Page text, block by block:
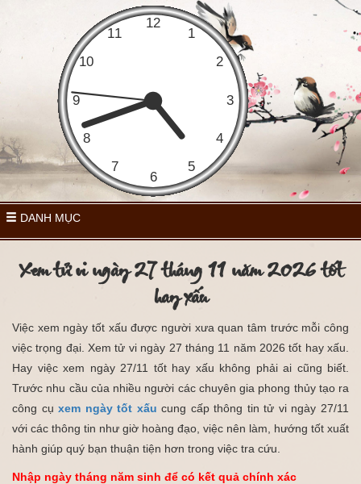
DANH MỤC
Xem tử vi ngày 27 tháng 11 năm 2026 tốt
hay xấu
Việc xem ngày tốt xấu được người xưa quan tâm trước mỗi công
việc trọng đại. Xem tử vi ngày 27 tháng 11 năm 2026 tốt hay xấu.
Hay việc xem ngày 27/11 tốt hay xấu không phải ai cũng biết.
Trước nhu cầu của nhiều người các chuyên gia phong thủy tạo ra
công cụxem ngày tốt xấu cung cấp thông tin tử vi ngày 27/11
với các thông tin như giờ hoàng đạo, việc nên làm, hướng tốt xuất
hành giúp quý bạn thuận tiện hơn trong việc tra cứu.
Nhập ngày tháng năm sinh để có kết quả chính xác